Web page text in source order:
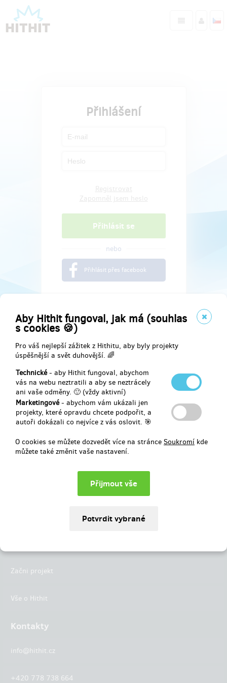
Aby Hithit fungoval, jak má (souhlas
s cookies 🍪)
Pro váš nejlepší zážitek z Hithitu, aby byly projekty
úspěšnější a svět duhovější. 🌈
Technické- aby Hithit fungoval, abychom
vás na webu neztratili a aby se neztrácely
ani vaše odměny. 🙂 (vždy aktivní)
Marketingové- abychom vám ukázali jen
projekty, které opravdu chcete podpořit, a
autoři dokázali co nejvíce z vás oslovit. 🎯
O cookies se můžete dozvedět více na stránce Soukromí kde
můžete také změnit vaše nastavení.
Přihlášení
nebo
Přihlásit přes facebook
Najdete nás na
Začni projekt
Vše o Hithit
Kontakty
info@hithit.cz
+420 778 738 664